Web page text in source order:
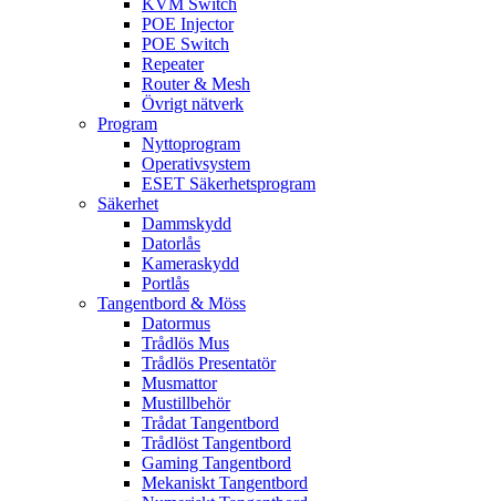
KVM Switch
POE Injector
POE Switch
Repeater
Router & Mesh
Övrigt nätverk
Program
Nyttoprogram
Operativsystem
ESET Säkerhetsprogram
Säkerhet
Dammskydd
Datorlås
Kameraskydd
Portlås
Tangentbord & Möss
Datormus
Trådlös Mus
Trådlös Presentatör
Musmattor
Mustillbehör
Trådat Tangentbord
Trådlöst Tangentbord
Gaming Tangentbord
Mekaniskt Tangentbord